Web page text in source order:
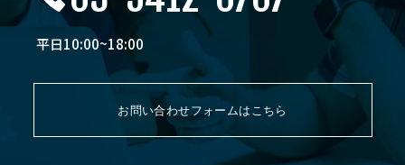
平日10:00~18:00
お問い合わせフォームはこちら